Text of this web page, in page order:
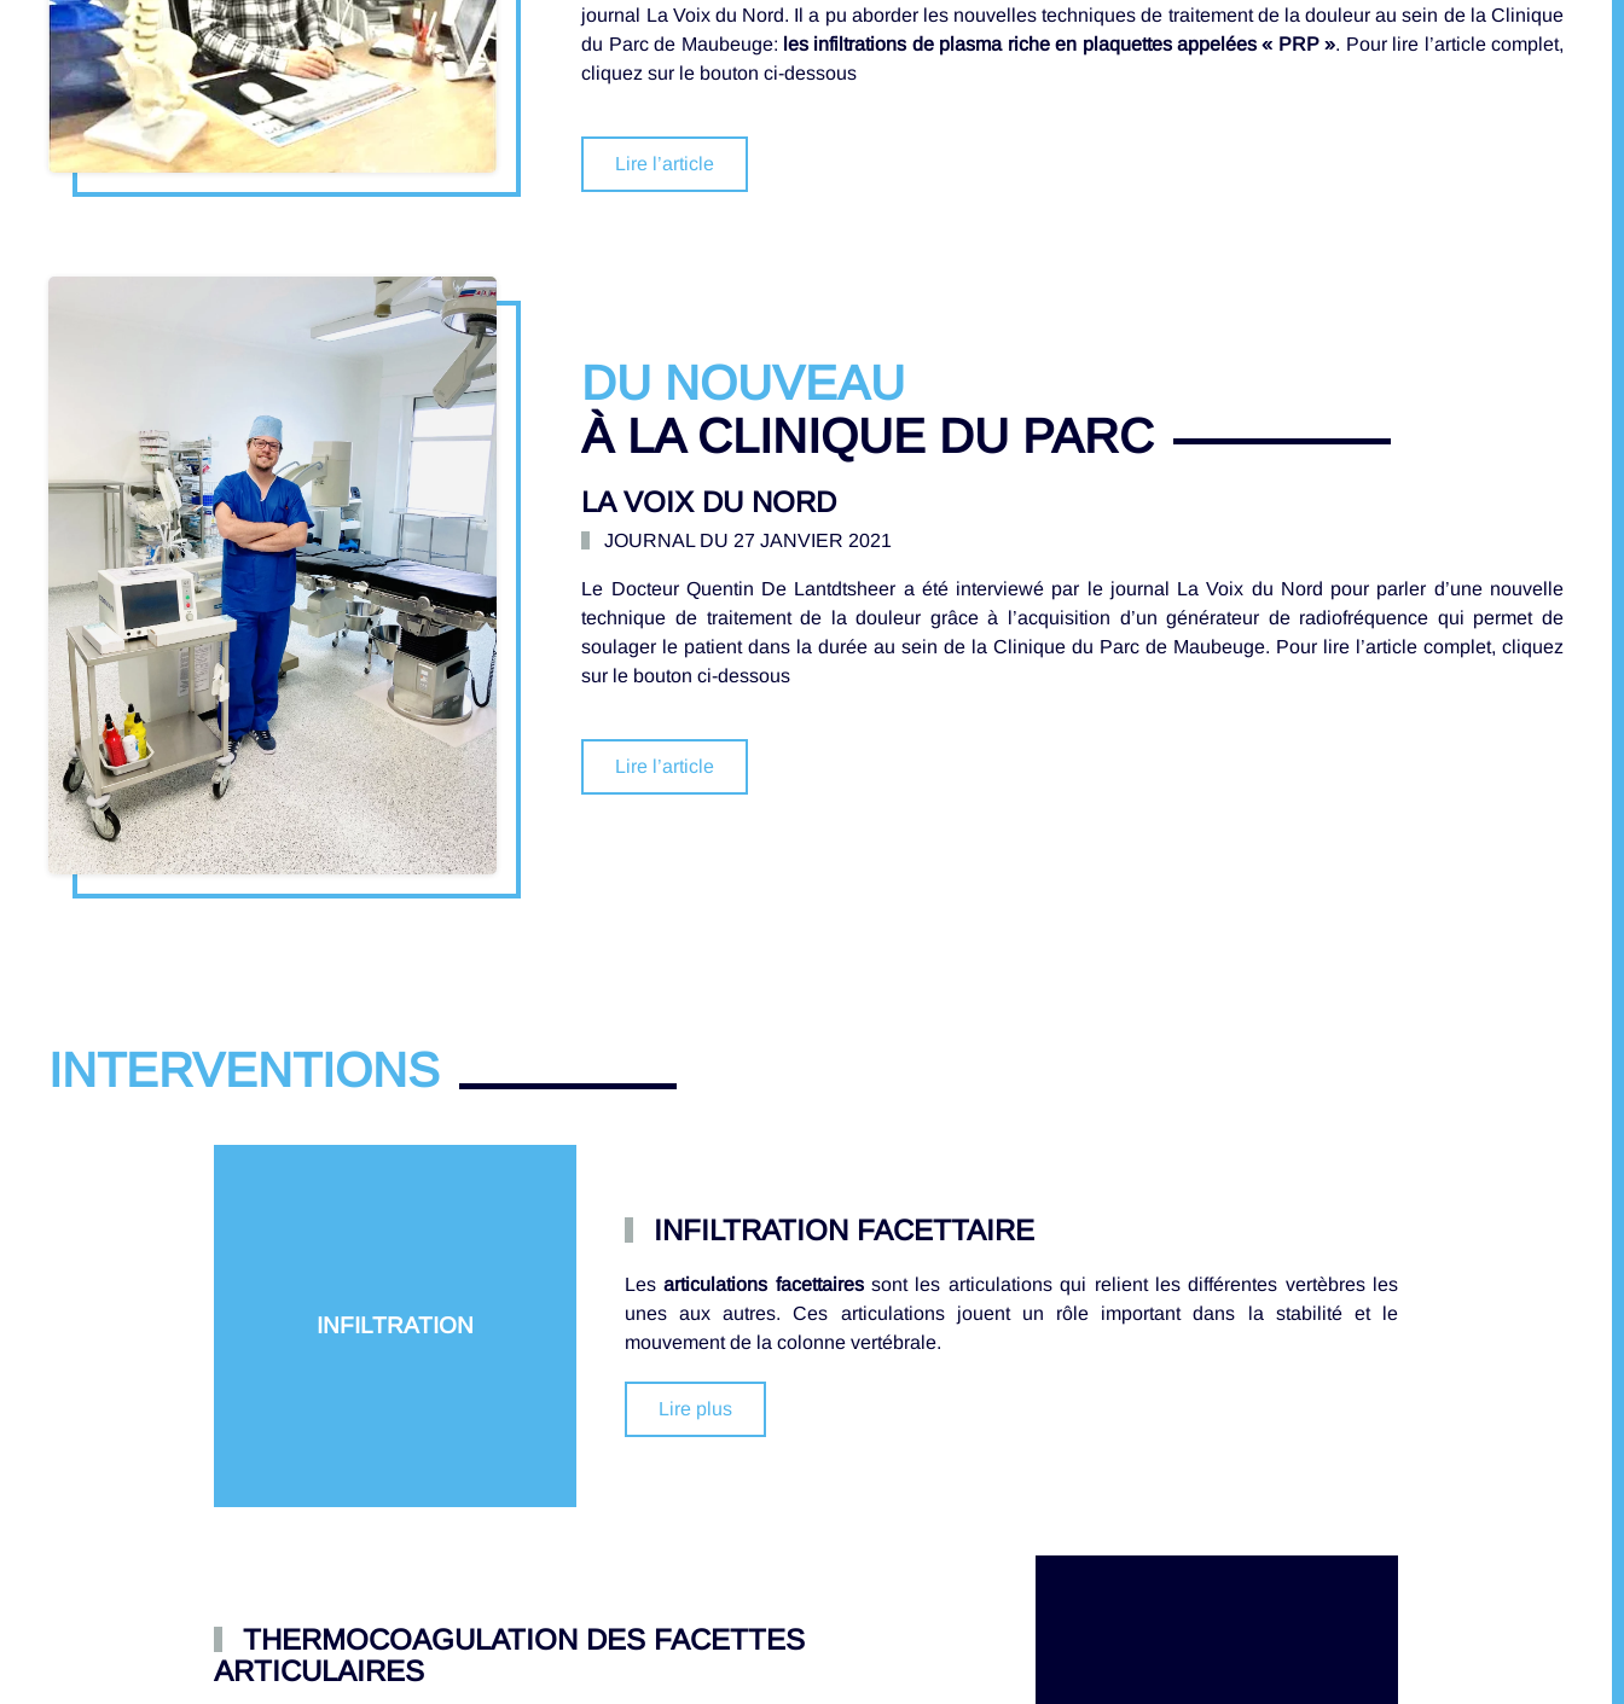
journal La Voix du Nord. Il a pu aborder les nouvelles techniques de traitement de la douleur au sein de la Clinique
du Parc de Maubeuge: les infiltrations de plasma riche en plaquettes appelées « PRP ». Pour lire l’article complet,
cliquez sur le bouton ci-dessous
Lire l’article
DU NOUVEAU
À LA CLINIQUE DU PARC
LA VOIX DU NORD
JOURNAL DU 27 JANVIER 2021
Le Docteur Quentin De Lantdtsheer a été interviewé par le journal La Voix du Nord pour parler d’une nouvelle
technique de traitement de la douleur grâce à l’acquisition d’un générateur de radiofréquence qui permet de
soulager le patient dans la durée au sein de la Clinique du Parc de Maubeuge. Pour lire l’article complet, cliquez
sur le bouton ci-dessous
Lire l’article
INTERVENTIONS
INFILTRATION
INFILTRATION FACETTAIRE
Lesarticulations facettairessont les articulations qui relient les différentes vertèbres les
unes aux autres. Ces articulations jouent un rôle important dans la stabilité et le
mouvement de la colonne vertébrale.
Lire plus
THERMOCOAGULATION DES FACETTES
ARTICULAIRES